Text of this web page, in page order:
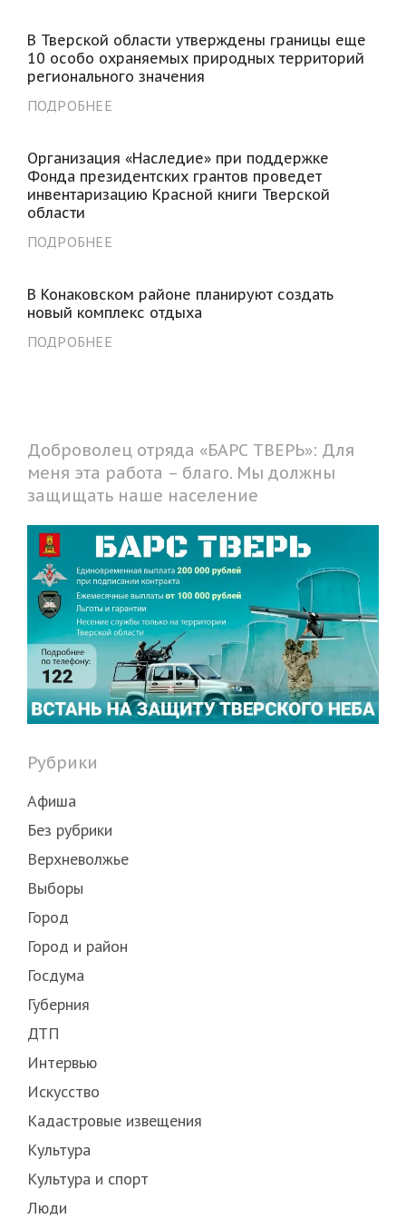
В Тверской области утверждены границы еще
10 особо охраняемых природных территорий
регионального значения
ПОДРОБНЕЕ
Организация «Наследие» при поддержке
Фонда президентских грантов проведет
инвентаризацию Красной книги Тверской
области
ПОДРОБНЕЕ
В Конаковском районе планируют создать
новый комплекс отдыха
ПОДРОБНЕЕ
Доброволец отряда «БАРС ТВЕРЬ»: Для
меня эта работа – благо. Мы должны
защищать наше население
Рубрики
Афиша
Без рубрики
Верхневолжье
Выборы
Город
Город и район
Госдума
Губерния
ДТП
Интервью
Искусство
Кадастровые извещения
Культура
Культура и спорт
Люди